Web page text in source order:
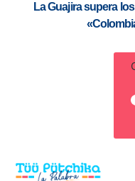
La Guajira supera